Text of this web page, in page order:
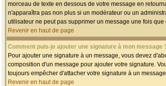
morceau de texte en dessous de votre message en
n'apparaîtra pas non plus si un modérateur ou un
utilisateur ne peut pas supprimer un message une fois
Revenir en haut de page
Comment puis-je ajouter une signature à mon message
Pour ajouter une signature à un message, vous devez
composition d'un message pour ajouter votre signature.
toujours empêcher d'attacher votre signature à un
Revenir en haut de page